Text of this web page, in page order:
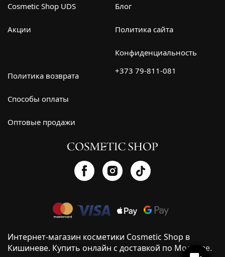
Cosmetic Shop UDS
Акции
Блог
Политика сайта
Конфиденциальность
Политика возврата
Способы оплаты
Оптовые продажи
+373 79-811-081
Интернет-магазин косметики Cosmetic Shop в
Кишиневе. Купить онлайн с доставкой по Молдове.